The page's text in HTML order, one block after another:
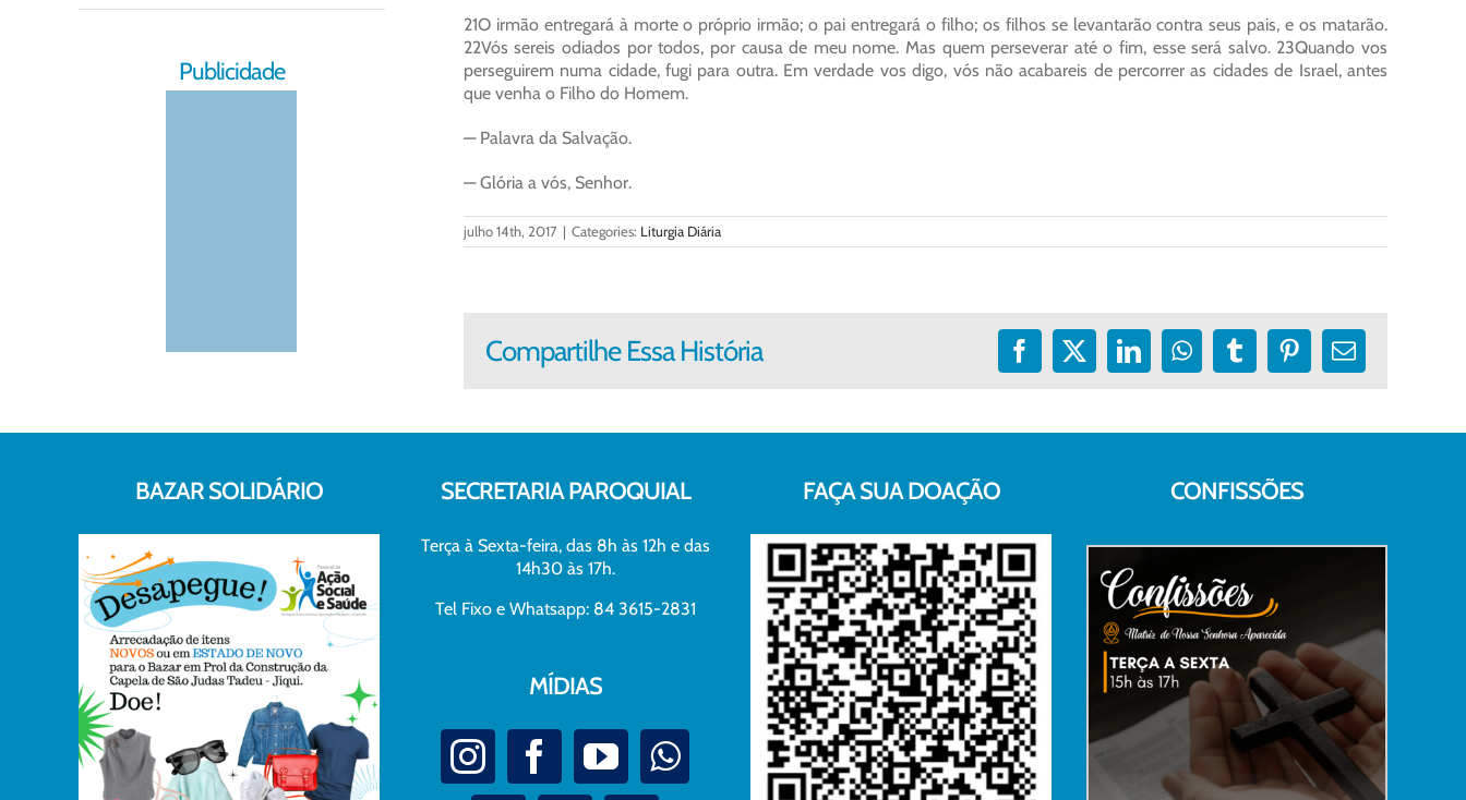
21O irmão entregará à morte o próprio irmão; o pai entregará o filho; os filhos se levantarão contra seus pais, e os matarão.
22Vós sereis odiados por todos, por causa de meu nome. Mas quem perseverar até o fim, esse será salvo. 23Quando vos
perseguirem numa cidade, fugi para outra. Em verdade vos digo, vós não acabareis de percorrer as cidades de Israel, antes
que venha o Filho do Homem.
— Palavra da Salvação.
— Glória a vós, Senhor.
julho 14th, 2017 | Categories: Liturgia Diária
Compartilhe Essa História Facebook
X LinkedInWhatsApp
TumblrPinterest
E-
Publicidade
BAZAR SOLIDÁRIO SECRETARIA PAROQUIAL
Terça à Sexta-feira, das 8h às 12h e das
14h30 às 17h.
Tel Fixo e Whatsapp: 84 3615-2831
MÍDIAS
FAÇA SUA DOAÇÃO CONFISSÕES